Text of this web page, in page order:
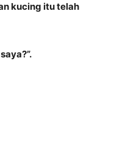
kucing itu telah